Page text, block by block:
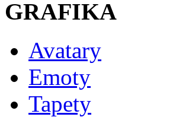
GRAFIKA
Avatary
Emoty
Tapety